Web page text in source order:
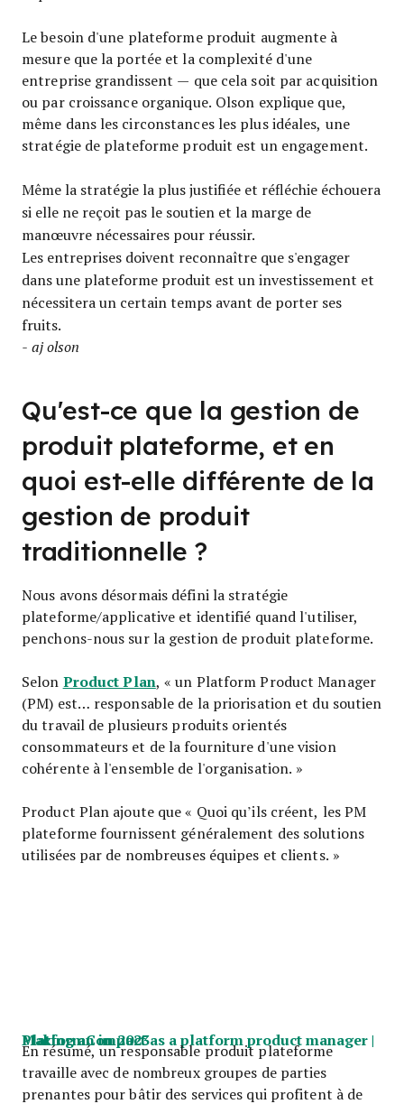
Le besoin d'une plateforme produit augmente à
mesure que la portée et la complexité d'une
entreprise grandissent — que cela soit par acquisition
ou par croissance organique. Olson explique que,
même dans les circonstances les plus idéales, une
stratégie de plateforme produit est un engagement.
Même la stratégie la plus justifiée et réfléchie échouera
si elle ne reçoit pas le soutien et la marge de
manœuvre nécessaires pour réussir.
Les entreprises doivent reconnaître que s'engager
dans une plateforme produit est un investissement et
nécessitera un certain temps avant de porter ses
fruits.
- aj olson
Qu'est-ce que la gestion de
produit plateforme, et en
quoi est-elle différente de la
gestion de produit
traditionnelle ?
Nous avons désormais défini la stratégie
plateforme/applicative et identifié quand l'utiliser,
penchons-nous sur la gestion de produit plateforme.
Selon Product Plan, « un Platform Product Manager
(PM) est… responsable de la priorisation et du soutien
du travail de plusieurs produits orientés
consommateurs et de la fourniture d'une vision
cohérente à l'ensemble de l'organisation. »
Product Plan ajoute que « Quoi qu’ils créent, les PM
plateforme fournissent généralement des solutions
utilisées par de nombreuses équipes et clients. »
Making an impact as a platform product manager | PlatformCon 2023
En résumé, un responsable produit plateforme
travaille avec de nombreux groupes de parties
prenantes pour bâtir des services qui profitent à de